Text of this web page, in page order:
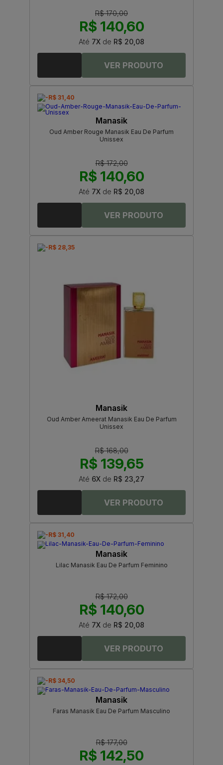
R$ 170,00
R$ 140,60
Até 7X de R$ 20,08
-R$ 31,40
Manasik
Oud Amber Rouge Manasik Eau De Parfum
Unissex
R$ 172,00
R$ 140,60
Até 7X de R$ 20,08
-R$ 28,35
Manasik
Oud Amber Ameerat Manasik Eau De Parfum
Unissex
R$ 168,00
R$ 139,65
Até 6X de R$ 23,27
-R$ 31,40
Manasik
Lilac Manasik Eau De Parfum Feminino
R$ 172,00
R$ 140,60
Até 7X de R$ 20,08
-R$ 34,50
Manasik
Faras Manasik Eau De Parfum Masculino
R$ 177,00
R$ 142,50